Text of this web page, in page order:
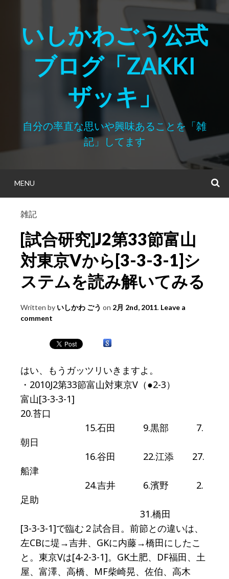
contentいしかわごう公式
ブログ「ZAKKI
ザッキ」
自分の率直な思いや興味あることを「雑
記」してます
MENU
雑記
[試合研究]J2第33節富山
対東京Vから[3-3-3-1]シ
ステムを読み解いてみる
Written by いしかわ ごう on 2月 2nd, 2011. Leave a
comment
はい、もうガッツリいきますよ。
・2010J2第33節富山対東京V（●2-3）
富山[3-3-3-1]
20.苔口
15.石田 9.黒部 7.
朝日
16.谷田 22.江添 27.
船津
24.吉井 6.濱野 2.
足助
31.橋田
[3-3-3-1]で臨む２試合目。前節との違いは、
左CBに堤→吉井、GKに内藤→橋田にしたこ
と。東京Vは[4-2-3-1]。GK土肥、DF福田、土
屋、富澤、高橋、MF柴崎晃、佐伯、高木